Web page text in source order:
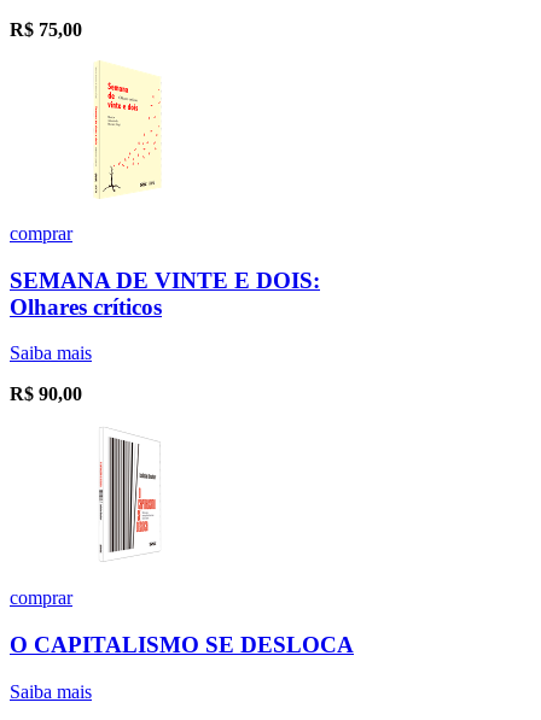
R$ 75,00
comprar
SEMANA DE VINTE E DOIS:
Olhares críticos
Saiba mais
R$ 90,00
comprar
O CAPITALISMO SE DESLOCA
Saiba mais